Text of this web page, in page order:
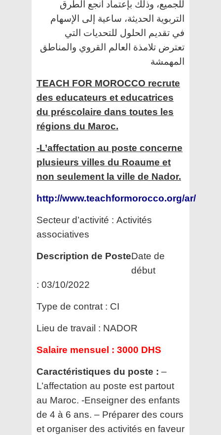
للجميع، وذلك بإعتماد أنجع الطرق
التربوية الحديثة، ساعية إلى الإسهام
في تقديم الحلول للتحديات التي
تعترض تلامذة العالم القروي والمناطق
المهمشة
TEACH FOR MOROCCO recrute
des educateurs et educatrices
du préscolaire dans toutes les
régions du Maroc.
-L’affectation au poste concerne
plusieurs villes du Roaume et
non seulement la ville de Nador.
http://www.teachformorocco.org/ar/
Secteur d’activité : Activités
associatives
Description de PosteDate de
début
: 03/10/2022
Type de contrat : CI
Lieu de travail : NADOR
Salaire mensuel : 3000 DHS
Caractéristiques du poste : –
L’affectation au poste est partout
au Maroc. -Enseigner des enfants
de 4 à 6 ans. – Préparer des cours
et organiser des activités en faveur